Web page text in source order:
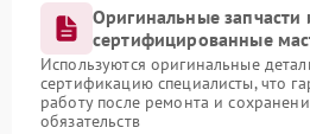
Оригинальные запчасти
сертифицированные
Используются оригинальные
сертификацию специалисты, что
работу после ремонта и
обязательств